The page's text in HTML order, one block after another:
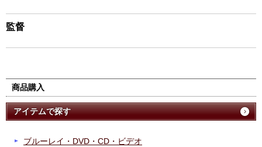
監督
商品購入
アイテムで探す
ブルーレイ・DVD・CD・ビデオ